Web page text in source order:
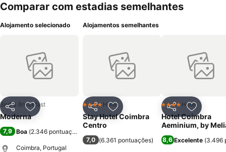
cidade assim como o comboio ou os autocarros para fora da cidade
também se encontram a poucos metros. No que diz respeito a infra
sala de estar. Esta residencial é composta por 17 quartos
confortáveis e acolhedores, que podem ser individuais, duplos,
triplos ou quádruplo, equipados com casa de banho privada,
Comparar com estadias semelhantes
Alojamento selecionado
PartilharAdicionar aos favoritos
Bed & Breakfast
Moderna
7,9 Boa (2.346 pontuações
Coimbra, Portugal
Alojamentos semelhantes
PartilharAdicionar aos favoritos
4 EstrelasHotel
Stay Hotel Coimbra
Centro
7,0 (6.361 pontuações)
Partilhar
4 EstrelasHotel
Hotel Coimbra
Aeminium, by
8,6Excelente (3.496